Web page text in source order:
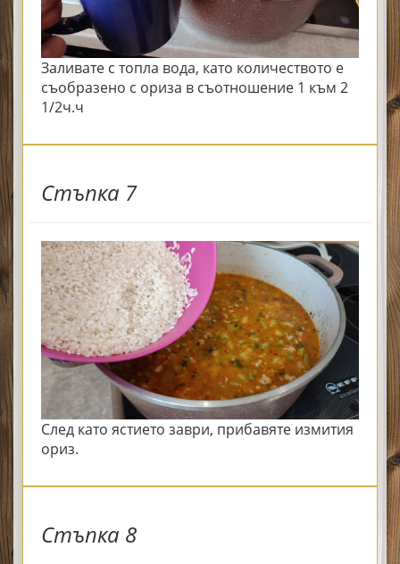
Заливате с топла вода, като количеството е
съобразено с ориза в съотношение 1 към 2
1/2ч.ч
Стъпка 7
След като ястието заври, прибавяте измития
ориз.
Стъпка 8